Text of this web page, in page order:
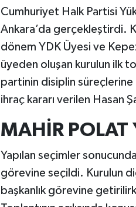
Cumhuriyet Halk Partisi
Ankara’da gerçekleştirdi.
dönem YDK Üyesi ve
üyeden oluşan kurulun ilk
partinin disiplin süreçlerine
ihraç kararı verilen Hasan
MAHİR POLAT
Yapılan seçimler
görevine seçildi. Kurulun
başkanlık görevine